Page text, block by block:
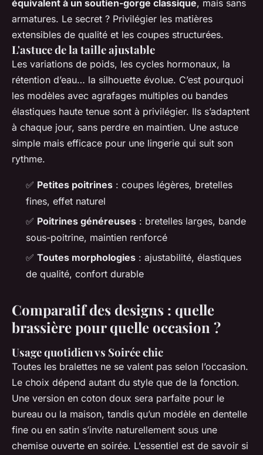
équivalent à un soutien-gorge classique, mais sans
armatures. Le secret ? Privilégier les matières
extensibles de qualité et les coupes structurées.
L'astuce de la taille ajustable
Les variations de poids, les cycles hormonaux, la
rétention d’eau… la silhouette évolue. C’est pourquoi
les modèles avec agrafages multiples ou bandes
élastiques haute tenue sont à privilégier. Ils s’adaptent
à chaque jour, sans perdre en maintien. Une astuce
simple mais efficace pour une lingerie qui suit son
rythme.
✅ Petites poitrines : coupes légères, bretelles
fines, effet naturel
✅ Poitrines généreuses : bretelles larges, bande
sous-poitrine, maintien renforcé
✅ Toutes morphologies : ajustabilité, élastiques
de qualité, confort durable
Comparatif des designs : quelle
brassière pour quelle occasion ?
Usage quotidien vs Soirée chic
Toutes les bralettes ne se valent pas selon l’occasion.
Le choix dépend autant du style que de la fonction.
Une version en coton doux sera parfaite pour le
bureau ou la maison, tandis qu’un modèle en dentelle
fine ou en satin s’invite naturellement sous une
chemise ouverte en soirée. L’essentiel est de savoir si